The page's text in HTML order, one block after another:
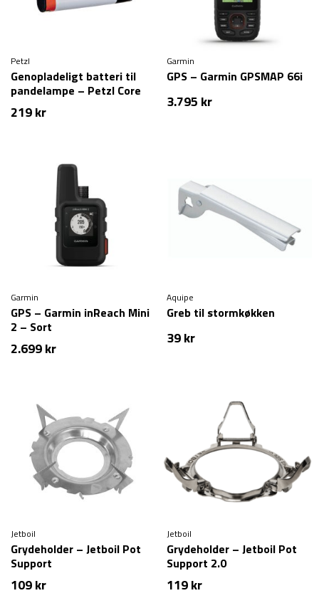
Petzl
Genopladeligt batteri til
pandelampe – Petzl Core
219kr
Garmin
GPS – Garmin GPSMAP 66i
3.795 kr
Garmin
GPS – Garmin inReach Mini
2 – Sort
2.699kr
Aquipe
Greb til stormkøkken
39kr
Jetboil
Grydeholder – Jetboil Pot
Support
109kr
Jetboil
Grydeholder – Jetboil Pot
Support 2.0
119kr